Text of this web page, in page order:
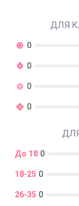
ДЛЯ
0
0
0
0
До 18 0
18-25 0
26-35 0